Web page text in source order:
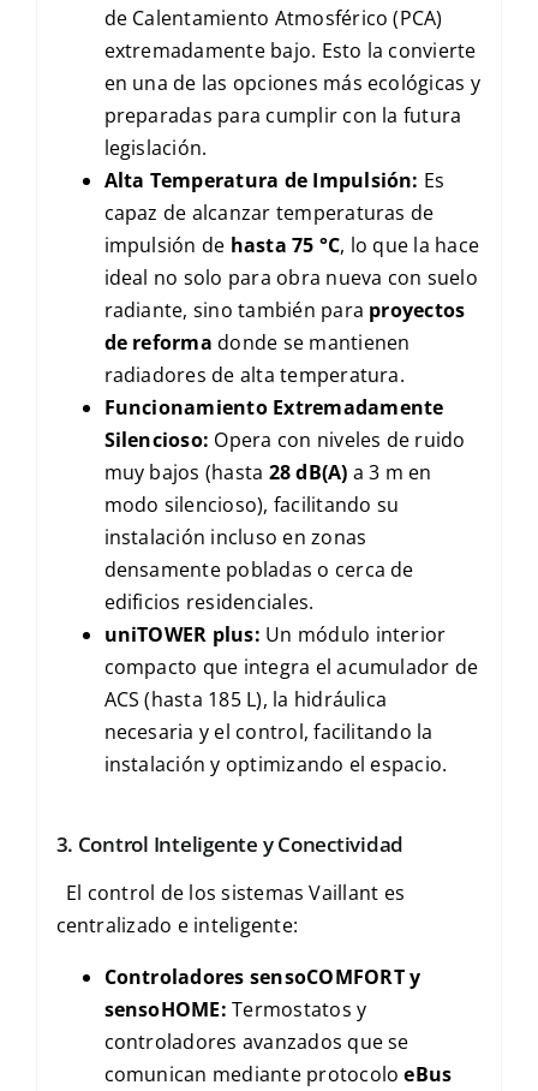
de Calentamiento Atmosférico (PCA)
extremadamente bajo. Esto la convierte
en una de las opciones más ecológicas y
preparadas para cumplir con la futura
legislación.
Alta Temperatura de Impulsión: Es
capaz de alcanzar temperaturas de
impulsión de hasta75 °C, lo que la hace
ideal no solo para obra nueva con suelo
radiante, sino también para proyectos
de reforma donde se mantienen
radiadores de alta temperatura.
Funcionamiento Extremadamente
Silencioso: Opera con niveles de ruido
muy bajos (hasta 28 dB(A) a3 m en
modo silencioso), facilitando su
instalación incluso en zonas
densamente pobladas o cerca de
edificios residenciales.
uniTOWER plus: Un módulo interior
compacto que integra el acumulador de
ACS (hasta 185 L), la hidráulica
necesaria y el control, facilitando la
instalación y optimizando el espacio.
3. Control Inteligente y Conectividad
El control de los sistemas Vaillant es
centralizado e inteligente:
Controladores sensoCOMFORTy
sensoHOME: Termostatos y
controladores avanzados que se
comunican mediante protocoloeBus